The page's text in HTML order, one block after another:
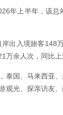
年上半年，该
出入境旅客148
万余人次，同比上
泰国、马来西亚
观光、探亲访友